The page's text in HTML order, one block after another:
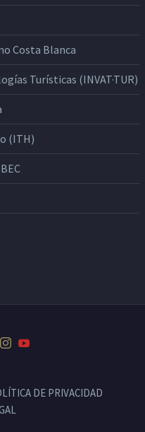
Costa Blanca
Turísticas (INVAT·TUR)
(ITH)
DE PRIVACIDAD